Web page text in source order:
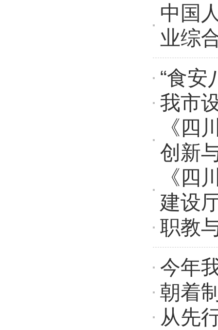
中国
业综
“食安
我市
《四
创新
《四
建设
职教
今年
朝着
从先